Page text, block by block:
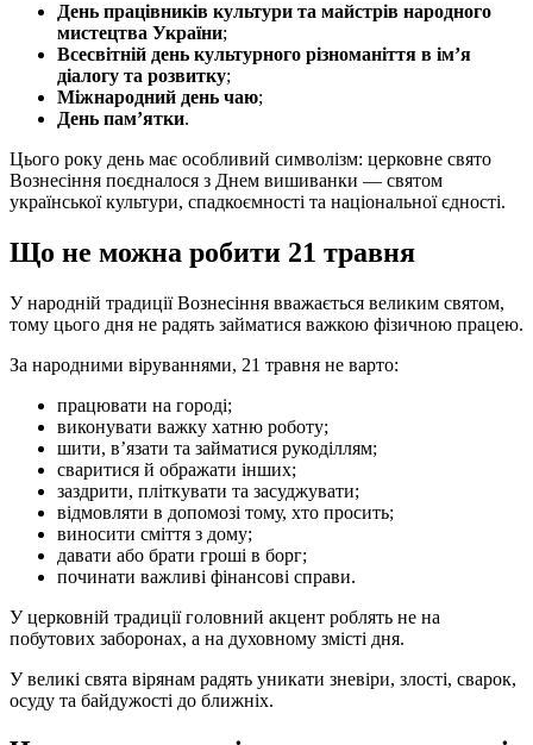
День працівників культури та майстрів народного
мистецтва України;
Всесвітній день культурного різноманіття в ім’я
діалогу та розвитку;
Міжнародний день чаю;
День пам’ятки.
Цього року день має особливий символізм: церковне свято
Вознесіння поєдналося з Днем вишиванки — святом
української культури, спадкоємності та національної єдності.
Що не можна робити 21 травня
У народній традиції Вознесіння вважається великим святом,
тому цього дня не радять займатися важкою фізичною працею.
За народними віруваннями, 21 травня не варто:
працювати на городі;
виконувати важку хатню роботу;
шити, в’язати та займатися рукоділлям;
сваритися й ображати інших;
заздрити, пліткувати та засуджувати;
відмовляти в допомозі тому, хто просить;
виносити сміття з дому;
давати або брати гроші в борг;
починати важливі фінансові справи.
У церковній традиції головний акцент роблять не на
побутових заборонах, а на духовному змісті дня.
У великі свята вірянам радять уникати зневіри, злості, сварок,
осуду та байдужості до ближніх.